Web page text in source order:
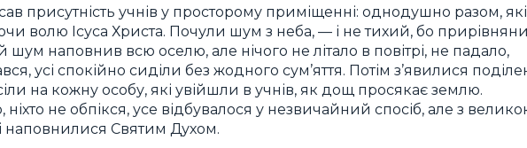
присутність учнів у просторому приміщенні: однодушно разом, які
волю Ісуса Христа. Почули шум з неба, — і не тихий, бо
наповнив всю оселю, але нічого не літало в повітрі, не падало,
усі спокійно сиділи без жодного сум’яття. Потім з’явилися
на кожну особу, які увійшли в учнів, як дощ просякає землю.
ніхто не обпікся, усе відбувалося у незвичайний спосіб, але з
наповнилися Святим Духом.